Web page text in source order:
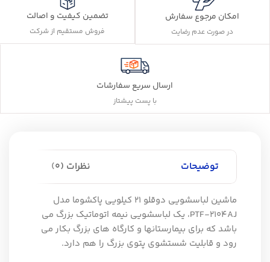
امکان مرجوع سفارش
در صورت عدم رضایت
تضمین کیفیت و اصالت
فروش مستقیم از شرکت
ارسال سریع سفارشات
با پست پیشتاز
توضیحات نظرات (0)
ماشین لباسشویی دوقلو 21 کیلویی پاکشوما مدل
PTF-2104AJ، یک لباسشویی نیمه اتوماتیک بزرگ می
باشد که برای بیمارستانها و کارگاه های بزرگ بکار می
رود و قابلیت شستشوی پتوی بزرگ را هم دارد.